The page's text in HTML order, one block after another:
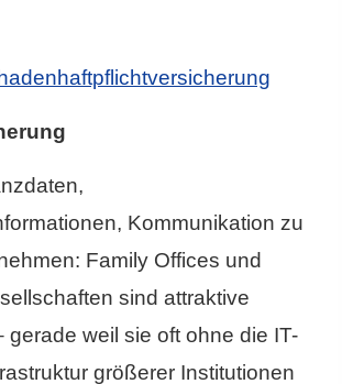
Kommunikation zu
Family Offices und
sind attraktive
gerade weil sie oft ohne die IT-
größerer Institutionen